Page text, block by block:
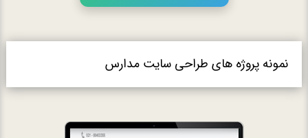
نمونه پروژه های طراحی سایت مدارس